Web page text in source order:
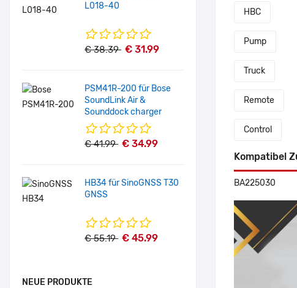
L018-40
€ 38.39 € 31.99
PSM41R-200 für Bose
SoundLink Air &
Sounddock charger
€ 41.99 € 34.99
HB34 für SinoGNSS T30
GNSS
€ 55.19 € 45.99
NEUE PRODUKTE
HBC
Pump
Truck
Remote
Control
Kompatibel
BA225030